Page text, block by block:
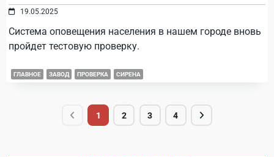
19.05.2025
Система оповещения населения в нашем городе вновь
пройдет тестовую проверку.
ГЛАВНОЕ ЗАВОД ПРОВЕРКА СИРЕНА
1 2 3 4